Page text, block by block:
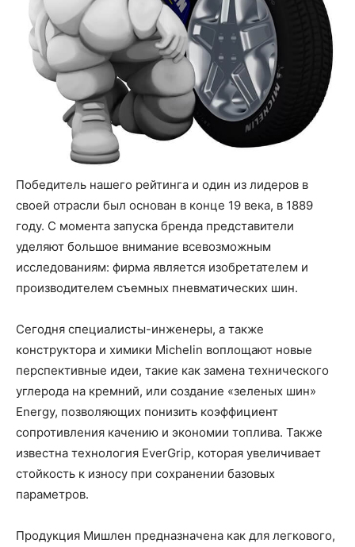
Победитель нашего рейтинга и один из лидеров в
своей отрасли был основан в конце 19 века, в 1889
году. С момента запуска бренда представители
уделяют большое внимание всевозможным
исследованиям: фирма является изобретателем и
производителем съемных пневматических шин.
Сегодня специалисты-инженеры, а также
конструктора и химики Michelin воплощают новые
перспективные идеи, такие как замена технического
углерода на кремний, или создание «зеленых шин»
Energy, позволяющих понизить коэффициент
сопротивления качению и экономии топлива. Также
известна технология EverGrip, которая увеличивает
стойкость к износу при сохранении базовых
параметров.
Продукция Мишлен предназначена как для легкового,